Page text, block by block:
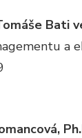
Bati
a